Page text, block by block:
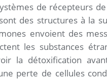
de récepteurs
des structures à la
envoient des
les substances
la détoxification
perte de cellules